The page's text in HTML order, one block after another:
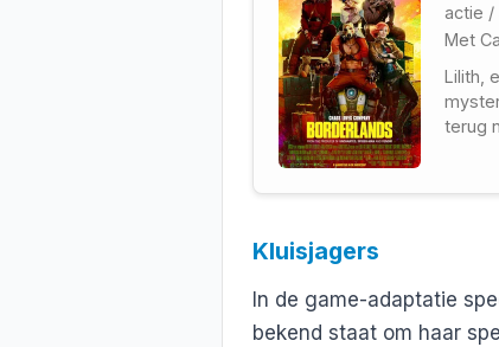
actie /
Met
Lilith,
terug
Kluisjagers
In de game-adaptatie
bekend staat om haar